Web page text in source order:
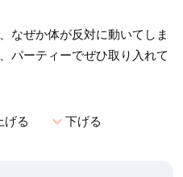
なぜか体が反対に動いてしま
パーティーでぜひ取り入れて
げる expand_more下げる